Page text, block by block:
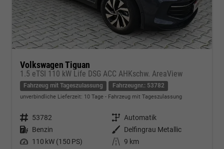
Volkswagen Tiguan
1.5 eTSI 110 kW Life DSG ACC AHKschw. AreaView
Fahrzeug mit Tageszulassung Fahrzeugnr.: 53782
unverbindliche Lieferzeit: 10 Tage Fahrzeug mit Tageszulassung
Fahrzeugnr. 53782 Getriebe Automatik
Kraftstoff Benzin Außenfarbe
Delfingrau Metallic
Leistung 110 kW (150 PS) Kilometerstand 9 km